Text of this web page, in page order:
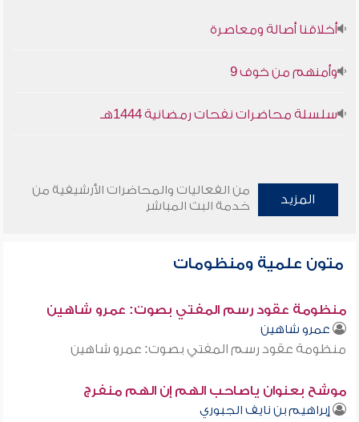
أخلاقنا أصالة ومعاصرة
وأمنهم من خوف 9
سلسلة محاضرات نفحات رمضانية 1444هـ
المزيد
من الفعاليات والمحاضرات الأرشيفية من
خدمة البث المباشر
متون علمية ومنظومات
منظومة عقود رسم المفتي بصوت: عمرو شاهين
عمرو شاهين
منظومة عقود رسم المفتي بصوت: عمرو شاهين
موشح بعنوان ياصاحب الهم إن الهم منفرج
إبراهيم بن نايف الجبوري